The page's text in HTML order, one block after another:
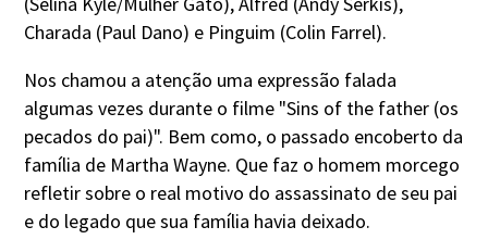
Charada (Paul Dano) e Pinguim (Colin Farrel).
Nos chamou a atenção uma expressão falada
algumas vezes durante o filme "Sins of the father (os
pecados do pai)". Bem como, o passado encoberto da
família de Martha Wayne. Que faz o homem morcego
refletir sobre o real motivo do assassinato de seu pai
e do legado que sua família havia deixado.